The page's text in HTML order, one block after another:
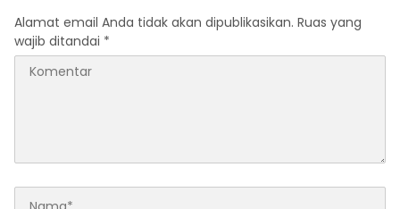
Alamat email Anda tidak akan dipublikasikan. Ruas yang
wajib ditandai *